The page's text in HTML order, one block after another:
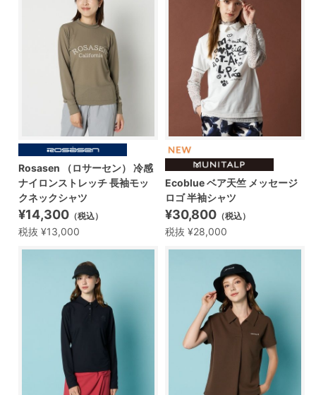
Rosasen （ロサーセン） 冷感
ナイロンストレッチ 長袖モッ
クネックシャツ
¥14,300 （税込）
税抜 ¥13,000
Ecoblue ベア天竺 メッセージ
ロゴ 半袖シャツ
¥30,800 （税込）
税抜 ¥28,000